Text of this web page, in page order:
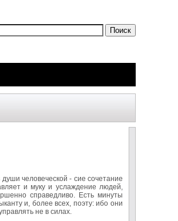
человеческой - сие сочетание
и муку и услаждение людей,
справедливо. Есть минуты
и, более всех, поэту: ибо они
не в силах.